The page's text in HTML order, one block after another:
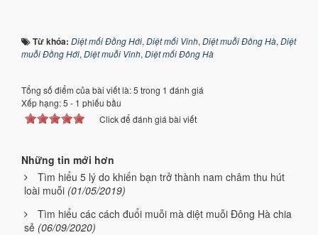
Từ khóa: Diệt mối Đồng Hới, Diệt mối Vinh, Diệt muỗi Đông Hà, Diệt
muỗi Đồng Hới, Diệt muỗi Vinh, Diệt mối Đông Hà
Tổng số điểm của bài viết là: 5 trong 1 đánh giá
Xếp hạng:5 - 1 phiếu bầu
Click để đánh giá bài viết
Những tin mới hơn
Tìm hiểu 5 lý do khiến bạn trở thành nam châm thu hút
loài muỗi (01/05/2019)
Tìm hiểu các cách đuổi muỗi mà diệt muỗi Đông Hà chia
sẻ (06/09/2020)